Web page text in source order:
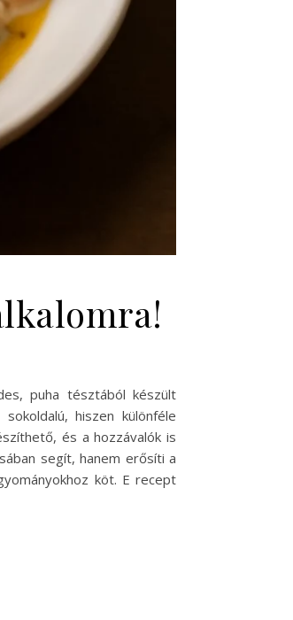
puha tésztából készült
hiszen különféle
és a hozzávalók is
segít, hanem erősíti a
köt. E recept